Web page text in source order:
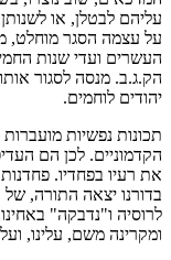
עליהם לבטלן, או
על עצמה הסגר מוחלט,
העשרים ועדי שנות
הק.ג.ב. מנסה לסגור
יהודים לוחמים.
תכונות נפשיות
הקדמוניים. לכן הם
את רעיו בפחדיו.
בדורנו יצאה התורה, של
לרוסיה ו"נדבקה"
ומקרינה משם, עלינו,